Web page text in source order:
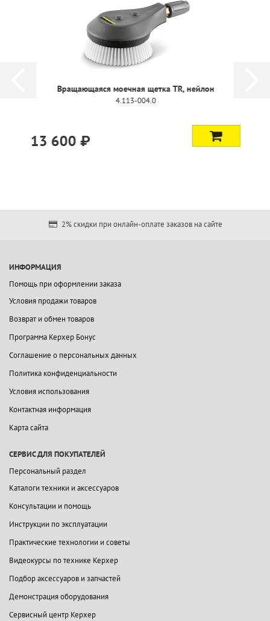
Вращающаяся моечная щетка TR, нейлон
4.113-004.0
13 600 ₽
2% скидки при онлайн-оплате заказов на сайте
ИНФОРМАЦИЯ
Помощь при оформлении заказа
Условия продажи товаров
Возврат и обмен товаров
Программа Керхер Бонус
Соглашение о персональных данных
Политика конфиденциальности
Условия использования
Контактная информация
Карта сайта
СЕРВИС ДЛЯ ПОКУПАТЕЛЕЙ
Персональный раздел
Каталоги техники и аксессуаров
Консультации и помощь
Инструкции по эксплуатации
Практические технологии и советы
Видеокурсы по технике Керхер
Подбор аксессуаров и запчастей
Демонстрация оборудования
Сервисный центр Керхер